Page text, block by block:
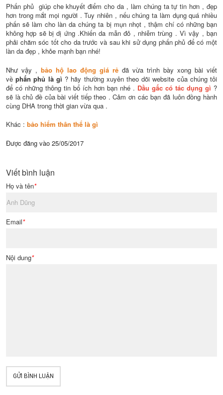
Phấn phủ giúp che khuyết điểm cho da , làm chúng ta tự tin hơn , đẹp
hơn trong mắt mọi người . Tuy nhiên , nếu chúng ta làm dụng quá nhiều
phấn sẽ làm cho làn da chúng ta bị mụn nhọt , thậm chí có những bạn
không hợp sẽ bị dị ứng .Khiến da mẫn đỏ , nhiễm trùng . Vì vậy , bạn
phải chăm sóc tốt cho da trước và sau khi sử dụng phấn phủ để có một
làn da đẹp , khỏe mạnh bạn nhé!
Như vậy , bảo hộ lao động giá rẻ đã vừa trình bày xong bài viết
về phấn phủ là gì ? hãy thường xuyên theo dõi website của chúng tôi
để có những thông tin bổ ích hơn bạn nhé . Dầu gấc có tác dụng gì ?
sẽ là chủ đề của bài viết tiếp theo . Cảm ơn các bạn đã luôn đồng hành
cùng DHA trong thời gian vừa qua .
Khác : bảo hiểm thân thể là gì
Được đăng vào 25/05/2017
Viết bình luận
Họ và tên*
Email*
Nội dung*
GỬI BÌNH LUẬN